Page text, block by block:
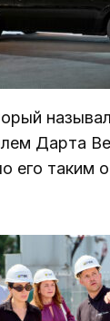
Дарта
его таким